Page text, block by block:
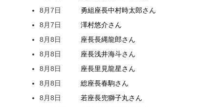
8月7日
勇組座長中村時太郎さん
8月7日
澤村悠介さん
8月8日
座長長縄龍郎さん
8月8日
座長浅井海斗さん
8月8日
座長里見龍星さん
8月8日
総座長春駒さん
8月8日
若座長兜獅子丸さん